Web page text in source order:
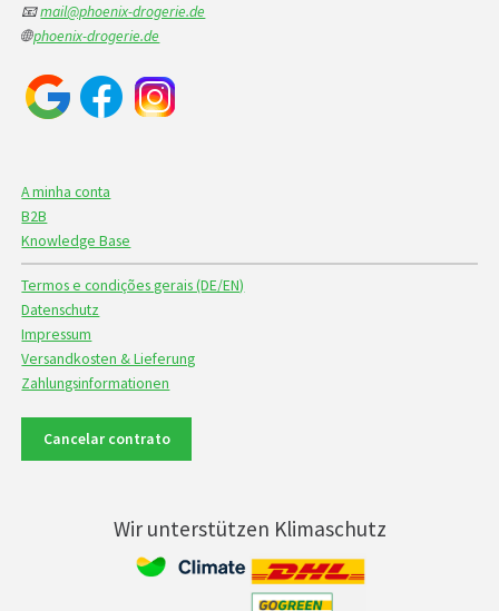
📧mail@phoenix-drogerie.de
🌐phoenix-drogerie.de
A minha conta
B2B
Knowledge Base
Termos e condições gerais (DE/EN)
Datenschutz
Impressum
Versandkosten & Lieferung
Zahlungsinformationen
Cancelar contrato
Wir unterstützen Klimaschutz